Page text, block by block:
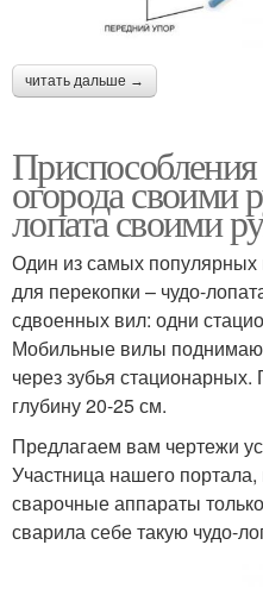
читать дальше →
огорода своими
лопата своими
Один из самых популярных
для перекопки – чудо-
сдвоенных вил: одни
Мобильные вилы
через зубья стационарных.
глубину 20-25 см.
Предлагаем вам чертежи
Участница нашего
сварочные аппараты
сварила себе такую чудо-